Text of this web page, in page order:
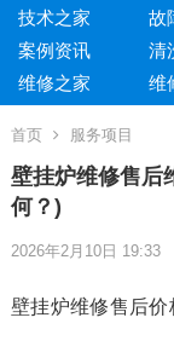
技术之家
故
案例资讯
清
维修之家
维
首页 服务项目
壁挂炉维修售后
何？)
2026年2月10日 19:33
壁挂炉维修售后价